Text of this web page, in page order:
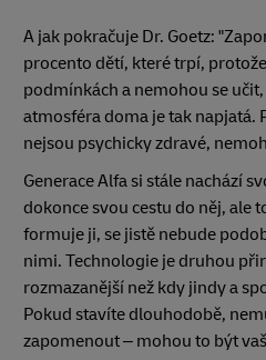
A jak pokračuje Dr. Goetz:
procento dětí, které trpí,
podmínkách a nemohou se
atmosféra doma je tak napjatá.
nejsou psychicky zdravé,
Generace Alfa si stále nachází
dokonce svou cestu do něj, ale
formuje ji, se jistě nebude
nimi. Technologie je druhou
rozmazanější než kdy jindy a
Pokud stavíte dlouhodobě,
zapomenout – mohou to být